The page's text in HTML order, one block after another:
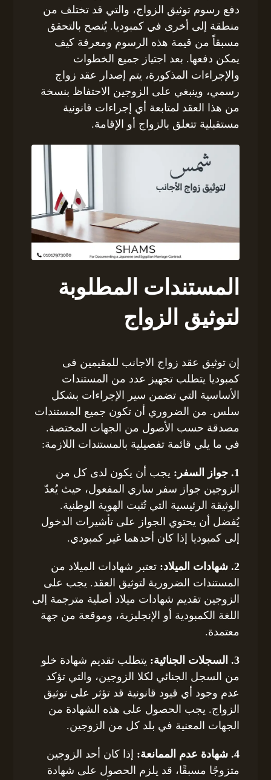
دفع رسوم توثيق الزواج، والتي قد تختلف من
منطقة إلى أخرى في كمبوديا. يُنصح بالتحقق
مسبقاً من قيمة هذه الرسوم ومعرفة كيف
يمكن دفعها. بعد اجتياز جميع الخطوات
والإجراءات المذكورة، يتم إصدار عقد زواج
رسمي، وينبغي على الزوجين الاحتفاظ بنسخة
من هذا العقد لمتابعة أي إجراءات قانونية
مستقبلية تتعلق بالزواج أو الإقامة.
المستندات المطلوبة
لتوثيق الزواج
إن توثيق عقد زواج الاجانب للمقيمين فى
كمبوديا يتطلب تجهيز عدد من المستندات
الأساسية التي تضمن سير الإجراءات بشكل
سلس. من الضروري أن تكون جميع المستندات
مصدقة حسب الأصول من الجهات المختصة.
في ما يلي قائمة تفصيلية بالمستندات اللازمة:
1. جواز السفر:
يجب أن يكون لدى كل من
الزوجين جواز سفر ساري المفعول، حيث يُعدّ
الوثيقة الرئيسية التي تُثبت الهوية الوطنية.
يُفضل أن يحتوي الجواز على تأشيرات الدخول
إلى كمبوديا إذا كان أحدهما غير كمبودي.
2. شهادات الميلاد:
تعتبر شهادات الميلاد من
المستندات الضرورية لتوثيق العقد. يجب على
الزوجين تقديم شهادات ميلاد أصلية مترجمة إلى
اللغة الكمبودية أو الإنجليزية، وموقعة من جهة
معتمدة.
3. السجلات الجنائية:
يتطلب تقديم شهادة خلو
من السجل الجنائي لكلا الزوجين، والتي تؤكد
عدم وجود أي قيود قانونية قد تؤثر على توثيق
الزواج. يجب الحصول على هذه الشهادة من
الجهات المعنية في بلد كل من الزوجين.
4. شهادة عدم الممانعة:
إذا كان أحد الزوجين
متزوجًا مسبقًا، قد يلزم الحصول على شهادة